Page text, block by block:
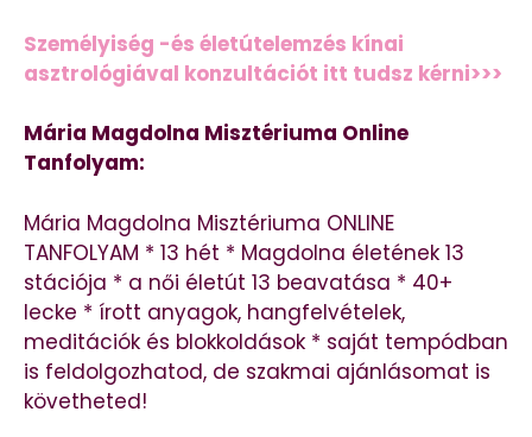
Személyiség -és életútelemzés kínai
asztrológiával konzultációt itt tudsz kérni>>>
Mária Magdolna Misztériuma Online
Tanfolyam:
Mária Magdolna Misztériuma ONLINE
TANFOLYAM * 13 hét * Magdolna életének 13
stációja * a női életút 13 beavatása * 40+
lecke * írott anyagok, hangfelvételek,
meditációk és blokkoldások * saját tempódban
is feldolgozhatod, de szakmai ajánlásomat is
követheted!